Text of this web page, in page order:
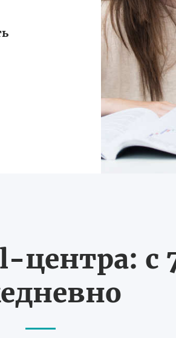
с